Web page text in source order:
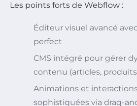
Les points forts de Webflow :
Éditeur visuel avancé
perfect
CMS intégré pour gérer
contenu (articles,
Animations et
sophistiquées via drag-